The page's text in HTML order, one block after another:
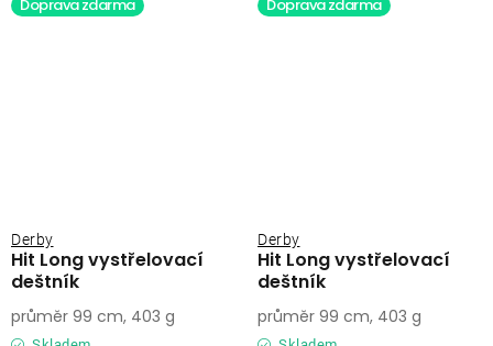
Doprava zdarma
Hit Long vystřelovací
deštník
Derby
průměr 99 cm, 403 g
Doprava zdarma
Hit Long vystřelovací
deštník
Derby
průměr 99 cm, 403 g